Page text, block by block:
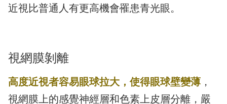
近視比普通人有更高機會罹患青光眼。
視網膜剝離
高度近視者容易眼球拉大，使得眼球壁變薄 ，
視網膜上的感覺神經層和色素上皮層分離，嚴